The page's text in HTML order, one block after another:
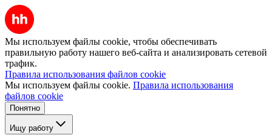
Мы используем файлы cookie, чтобы обеспечивать
правильную работу нашего веб-сайта и анализировать сетевой
трафик.
Правила использования файлов cookie
Мы используем файлы cookie. Правила использования
файлов cookie
Понятно
Ищу работу